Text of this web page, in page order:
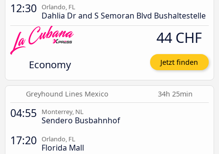
12:30 Orlando, FL
Dahlia Dr and S Semoran Blvd Bushaltestelle
Economy
44 CHF
Jetzt finden
Greyhound Lines Mexico 34h 25min
04:55 Monterrey, NL
Sendero Busbahnhof
17:20 Orlando, FL
Florida Mall